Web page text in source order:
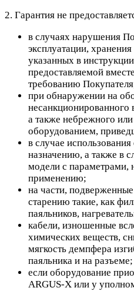
2. Гарантия не
в случаях нарушения
эксплуатации,
указанных в
предоставляемой
требованию
при обнаружении на
несанкционированного
а также небрежного
оборудованием,
в случае
назначению, а также в
модели с параметрами,
применению;
на части,
старению такие, как
паяльников,
кабели, изношенные
химических веществ,
мягкость демпфера
паяльника и на разъеме;
если оборудование
ARGUS-X или у